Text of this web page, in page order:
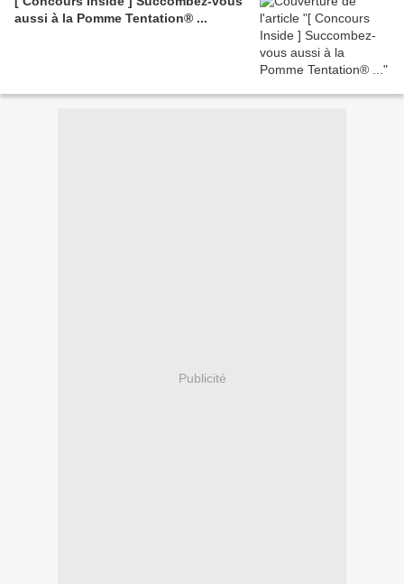
aussi à la Pomme Tentation® ...
Publicité